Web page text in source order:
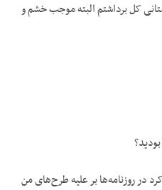
کل برداشتم البته موجب خشم و
در روزنامه‌ها بر علیه طرح‌های من